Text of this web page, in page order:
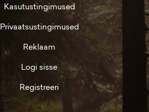
Kasutustingimused
Privaatsustingimused
Reklaam
Logi sisse
Registreeri